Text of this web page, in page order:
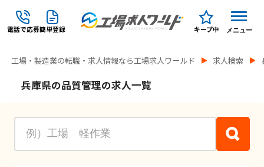
電話で応募簡単登録 キープ中 メニュー
工場・製造業の転職・求人情報なら工場求人ワールド 求人検索
兵庫県の品質管理の求人一覧